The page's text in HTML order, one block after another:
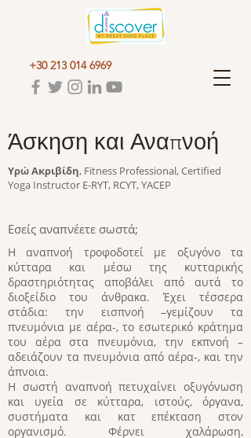
+30 213 014 6969
Άσκηση και Αναπνοή
Υρώ Ακριβίδη, Fitness Professional, Certified
Yoga Instructor E-RYT, RCYT, YACEP
Εσείς αναπνέετε σωστά;
Η αναπνοή τροφοδοτεί με οξυγόνο τα
κύτταρα και μέσω της κυτταρικής
δραστηριότητας αποβάλει από αυτά το
διοξείδιο του άνθρακα. Έχει τέσσερα
στάδια: την εισπνοή –γεμίζουν τα
πνευμόνια με αέρα-, το εσωτερικό κράτημα
του αέρα στα πνευμόνια, την εκπνοή –
αδειάζουν τα πνευμόνια από αέρα-, και την
άπνοια.
Η σωστή αναπνοή πετυχαίνει οξυγόνωση
και υγεία σε κύτταρα, ιστούς, όργανα,
συστήματα και κατ επέκταση στον
οργανισμό. Φέρνει χαλάρωση,